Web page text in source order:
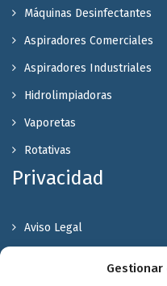
Máquinas Desinfectantes
Aspiradores Comerciales
Aspiradores Industriales
Hidrolimpiadoras
Vaporetas
Rotativas
Privacidad
Aviso Legal